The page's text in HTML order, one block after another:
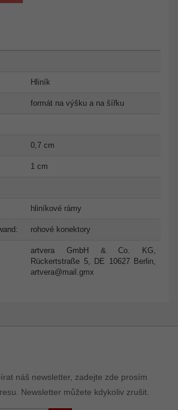
Hliník
formát na výšku a na šířku
0,7 cm
1 cm
hliníkové rámy
rohové konektory
artvera GmbH & Co. KG,
Rückertstraße 5, DE 10627 Berlin,
artvera@mail.gmx
náš newsletter, zadejte zde prosím
Newsletter můžete kdykoliv zrušit.